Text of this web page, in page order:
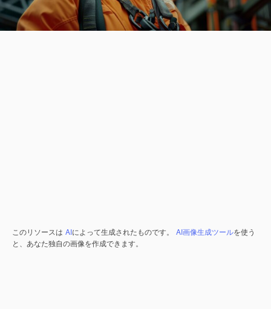
このリソースは AIによって生成されたものです。 AI画像生成ツールを使う
と、あなた独自の画像を作成できます。